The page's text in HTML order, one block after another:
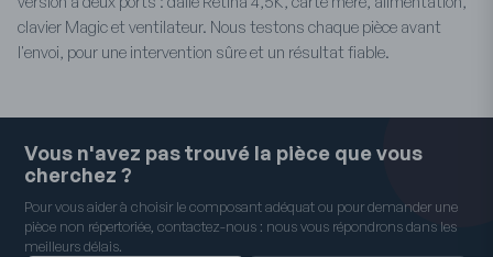
clavier Magic et ventilateur. Nous testons chaque pièce avant
l'envoi, pour une intervention sûre et un résultat fiable.
Vous n'avez pas trouvé la pièce que vous
cherchez ?
Pour vous aider à choisir le composant adéquat ou pour demander une
pièce non répertoriée, contactez-nous : nous vous répondrons dans les
meilleurs délais.